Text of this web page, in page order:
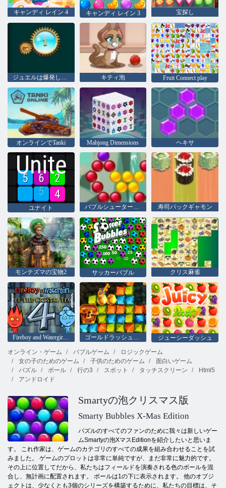
キャンディ レイン 4 キャンディ レイン 3 宝探し
ジュエルは爆発します キティ泡 Fruit Connect play
オンラインでTanki Mahjong Dimensions ヘキサ
ユナイト バブルシューター佐賀 寿司バックギャモン
モンテズマの宝物2 サッカーバブル クリス麻雀
Fireboy and Watergirl 4：クリスタル寺院 ゴールドラッシュの宝探し
ジューシーダッシュ
オンライン・ゲーム
バブルゲーム
ロジックゲーム
女の子のためのゲーム
子供のためのゲーム
面白いゲーム
パズル
ボール 行の3 スポット タッチスクリーン
Html5
アンドロイド
Smartyの泡クリスマス版
Smarty Bubbles X-Mas Edition
パズルのすべてのファンのために我々は新しいゲー
ムSmartyの泡XマスEditionを紹介したいと思いま
す。 これ作家は、ゲームのカテゴリのすべての成果を組み合わせることを試
みました。 ゲームのプロットは非常に単純ですが、まだ非常に魅力的です。
その上に位置してだから、私たちはフィールドを演奏される色のボールを混
合し、無計画に配置されます。 ボールは1の下に表示されます。 他のオブジ
ェクトは、少なくとも3個のシリーズを構築するために、私たちの目標は、そ